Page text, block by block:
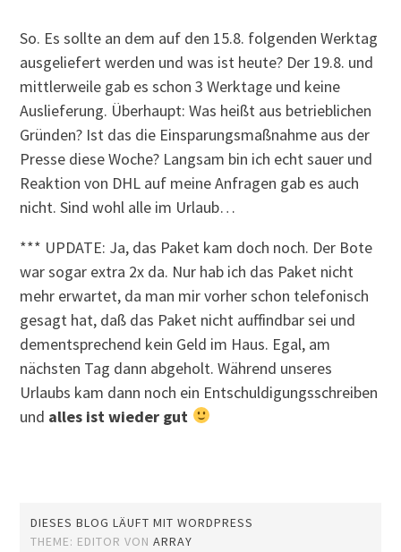
So. Es sollte an dem auf den 15.8. folgenden Werktag
ausgeliefert werden und was ist heute? Der 19.8. und
mittlerweile gab es schon 3 Werktage und keine
Auslieferung. Überhaupt: Was heißt aus betrieblichen
Gründen? Ist das die Einsparungsmaßnahme aus der
Presse diese Woche? Langsam bin ich echt sauer und
Reaktion von DHL auf meine Anfragen gab es auch
nicht. Sind wohl alle im Urlaub…
*** UPDATE: Ja, das Paket kam doch noch. Der Bote
war sogar extra 2x da. Nur hab ich das Paket nicht
mehr erwartet, da man mir vorher schon telefonisch
gesagt hat, daß das Paket nicht auffindbar sei und
dementsprechend kein Geld im Haus. Egal, am
nächsten Tag dann abgeholt. Während unseres
Urlaubs kam dann noch ein Entschuldigungsschreiben
und alles ist wieder gut
DIESES BLOG LÄUFT MIT WORDPRESS
THEME: EDITOR VONARRAY